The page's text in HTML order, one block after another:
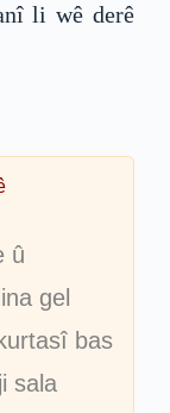
li wê derê
û
gel
bas
sala